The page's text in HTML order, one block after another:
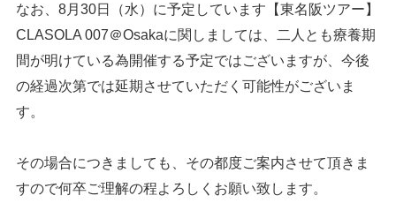
なお、8月30日（水）に予定しています【東名阪ツアー】
CLASOLA 007＠Osakaに関しましては、二人とも療養期
間が明けている為開催する予定ではございますが、今後
の経過次第では延期させていただく可能性がございま
す。
その場合につきましても、その都度ご案内させて頂きま
すので何卒ご理解の程よろしくお願い致します。